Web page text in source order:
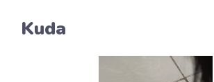
Kuda